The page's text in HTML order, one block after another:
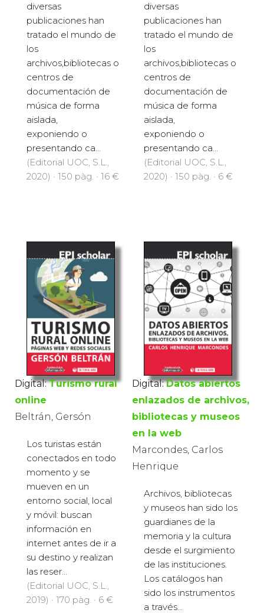
diversas
publicaciones han
tratado el mundo de
los
archivos,bibliotecas o
centros de
documentación de
música de forma
aislada,
exponiendo o
presentando ca...
(Editorial UOC, S.L.,
2020) · 150 pàg. · 16 €
diversas
publicaciones han
tratado el mundo de
los
archivos,bibliotecas o
centros de
documentación de
música de forma
aislada,
exponiendo o
presentando ca...
(Editorial UOC, S.L.,
2020) · 150 pàg. · 6 €
Digital: Turismo rural
online
Beltrán, Gersón
Los turistas están
conectados en todo
momento y se
mueven en un
entorno social, local
y móvil: buscan
información en
internet antes de ir a
su destino y realizan
las reser...
(Editorial UOC, S.L.,
2019) · 170 pàg. · 6 €
Digital: Datos abiertos
enlazados de archivos,
bibliotecas y museos
en la web
Marcondes, Carlos
Henrique
Archivos, bibliotecas
y museos han sido los
guardianes de la
memoria y la cultura
desde el surgimiento
de las instituciones.
Los catálogos han
sido los instrumentos
a través...